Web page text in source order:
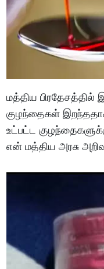
மத்திய பிரதேசத்தில்
குழந்தைகள் இறந்த‌தாக
உட்பட்ட
என் மத்திய அரசு